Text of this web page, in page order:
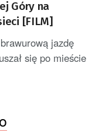
Góry na
[FILM]
jazdę
się po mieście